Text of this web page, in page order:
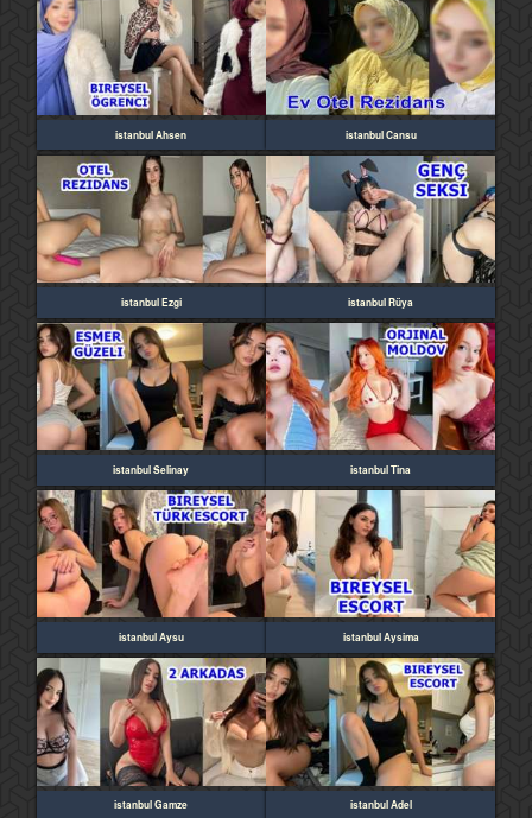
istanbul Ahsen istanbul Cansu
istanbul Ezgi istanbul Rüya
istanbul Selinay istanbul Tina
istanbul Aysu istanbul Aysima
istanbul Gamze istanbul Adel